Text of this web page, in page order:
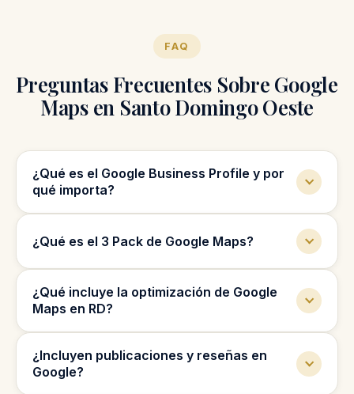
FAQ
Preguntas Frecuentes Sobre Google
Maps en Santo Domingo Oeste
¿Qué es el Google Business Profile y por
qué importa?
busca tu negocio o servicio en Google. Si
clientes cada día.
¿Qué es el 3 Pack de Google Maps?
que aparecen en Google Maps para
búsquedas locales. Ahí ocurre gran parte de
las conversiones locales.
¿Qué incluye la optimización de Google
Maps en RD?
correctas, descripciones, publicaciones,
imágenes y gestión de reseñas, orientado a
¿Incluyen publicaciones y reseñas en
Google?